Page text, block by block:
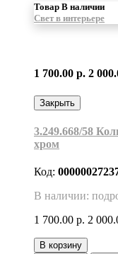
Товар В наличии
Свет в интерьере
1 700.00 р. 2
Закрыть
3.249.668/58
хром
Код:
В наличии:
1 700.00 р. 2
В корзину